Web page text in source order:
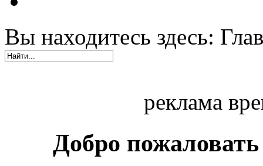
Вы находитесь здесь:
реклама
Добро